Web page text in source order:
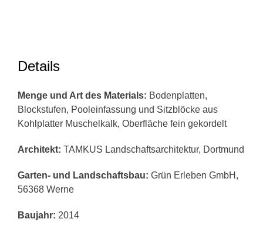
Details
Menge und Art des Materials: Bodenplatten,
Blockstufen, Pooleinfassung und Sitzblöcke aus
Kohlplatter Muschelkalk, Oberfläche fein gekordelt
Architekt: TAMKUS Landschaftsarchitektur, Dortmund
Garten- und Landschaftsbau: Grün Erleben GmbH,
56368 Werne
Baujahr: 2014